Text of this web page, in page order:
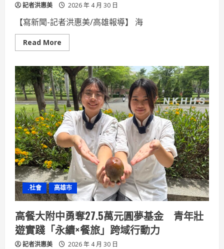
驗，
領
海
洋
校
園
記者洪惠美 2026 年 4 月 30 日
【寫新聞-記者洪惠美/高雄報導】 海
Read More
more
有
貢
獻
的
海
域
都
被
看
見
國
際
專
家
肯
定
臺
灣
OECM
走
在
正
確
軌
道
.社會 高雄市
高餐大附中勇奪27.5萬元圓夢基金 青年壯
遊實踐「永續×餐旅」跨域行動力
記者洪惠美 2026 年 4 月 30 日